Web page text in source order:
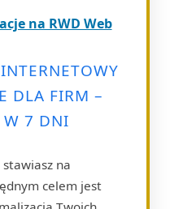
na RWD Web
DLA FIRM –
W 7 DNI
na
celem jest